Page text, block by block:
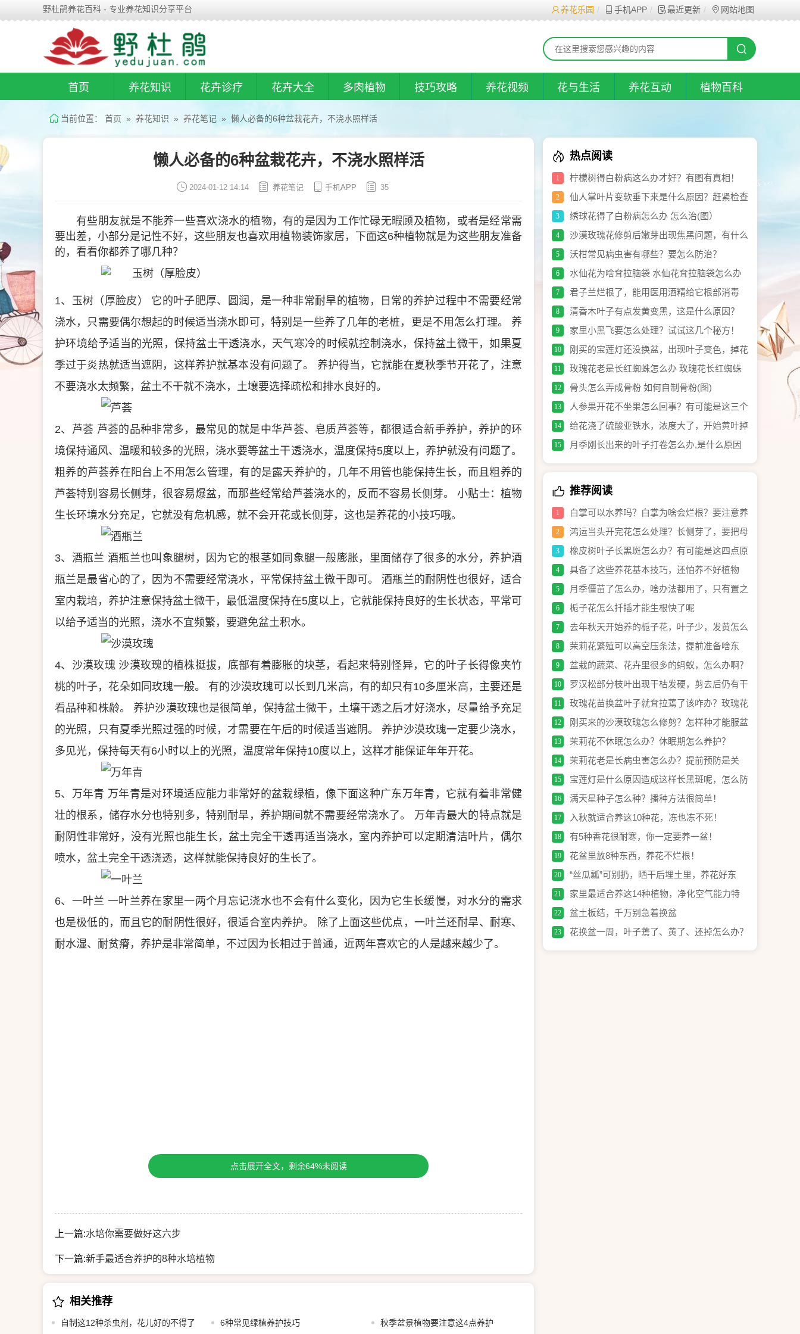
野杜鹃养花百科 - 专业养花知识分享平台 养花乐园 手机APP 最近更新 网站地图
首页 养花知识 花卉诊疗 花卉大全 多肉植物 技巧攻略 养花视频 花与生活 养花互动 植物百科
当前位置： 首页 » 养花知识 » 养花笔记 » 懒人必备的6种盆栽花卉，不浇水照样活
懒人必备的6种盆栽花卉，不浇水照样活
2024-01-12 14:14 养花笔记 手机APP 35
有些朋友就是不能养一些喜欢浇水的植物，有的是因为工作忙碌无暇顾及植物，或者是经常需
要出差，小部分是记性不好，这些朋友也喜欢用植物装饰家居，下面这6种植物就是为这些朋友准备
的，看看你都养了哪几种？
1、玉树（厚脸皮）
它的叶子肥厚、圆润，是一种非常耐旱的植物，日常的养护过程中不需要经常
浇水，只需要偶尔想起的时候适当浇水即可，特别是一些养了几年的老桩，更是不用怎么打理。
养
护环境给予适当的光照，保持盆土干透浇水，天气寒冷的时候就控制浇水，保持盆土微干，如果夏
季过于炎热就适当遮阴，这样养护就基本没有问题了。
养护得当，它就能在夏秋季节开花了，注意
不要浇水太频繁，盆土不干就不浇水，土壤要选择疏松和排水良好的。
2、芦荟 芦荟的品种非常多，最常见的就是中华芦荟、皂质芦荟等，都很适合新手养护，养护的环
境保持通风、温暖和较多的光照，浇水要等盆土干透浇水，温度保持5度以上，养护就没有问题了。
粗养的芦荟养在阳台上不用怎么管理，有的是露天养护的，几年不用管也能保持生长，而且粗养的
芦荟特别容易长侧芽，很容易爆盆，而那些经常给芦荟浇水的，反而不容易长侧芽。
小贴士：植物
生长环境水分充足，它就没有危机感，就不会开花或长侧芽，这也是养花的小技巧哦。
3、酒瓶兰 酒瓶兰也叫象腿树，因为它的根茎如同象腿一般膨胀，里面储存了很多的水分，养护酒
瓶兰是最省心的了，因为不需要经常浇水，平常保持盆土微干即可。
酒瓶兰的耐阴性也很好，适合
室内栽培，养护注意保持盆土微干，最低温度保持在5度以上，它就能保持良好的生长状态，平常可
以给予适当的光照，浇水不宜频繁，要避免盆土积水。
4、沙漠玫瑰 沙漠玫瑰的植株挺拔，底部有着膨胀的块茎，看起来特别怪异，它的叶子长得像夹竹
桃的叶子，花朵如同玫瑰一般。
有的沙漠玫瑰可以长到几米高，有的却只有10多厘米高，主要还是
看品种和株龄。
养护沙漠玫瑰也是很简单，保持盆土微干，土壤干透之后才好浇水，尽量给予充足
的光照，只有夏季光照过强的时候，才需要在午后的时候适当遮阴。
养护沙漠玫瑰一定要少浇水，
多见光，保持每天有6小时以上的光照，温度常年保持10度以上，这样才能保证年年开花。
5、万年青 万年青是对环境适应能力非常好的盆栽绿植，像下面这种广东万年青，它就有着非常健
壮的根系，储存水分也特别多，特别耐旱，养护期间就不需要经常浇水了。
万年青最大的特点就是
耐阴性非常好，没有光照也能生长，盆土完全干透再适当浇水，室内养护可以定期清洁叶片，偶尔
喷水，盆土完全干透浇透，这样就能保持良好的生长了。
6、一叶兰 一叶兰养在家里一两个月忘记浇水也不会有什么变化，因为它生长缓慢，对水分的需求
也是极低的，而且它的耐阴性很好，很适合室内养护。
除了上面这些优点，一叶兰还耐旱、耐寒、
耐水湿、耐贫瘠，养护是非常简单，不过因为长相过于普通，近两年喜欢它的人是越来越少了。
点击展开全文，剩余64%未阅读
上一篇:水培你需要做好这六步
下一篇:新手最适合养护的8种水培植物
相关推荐
自制这12种杀虫剂，花儿好的不得了 6种常见绿植养护技巧 秋季盆景植物要注意这4点养护
热点阅读
1 柠檬树得白粉病这么办才好？有图有真相！
2
仙人掌叶片变软垂下来是什么原因？赶紧检查
看看，再决定如何处理
3 绣球花得了白粉病怎么办 怎么治(图）
4
沙漠玫瑰花修剪后嫩芽出现焦黑问题，有什么
方法治疗？
5 沃柑常见病虫害有哪些？要怎么防治？
6 水仙花为啥耷拉脑袋 水仙花耷拉脑袋怎么办
7
君子兰烂根了，能用医用酒精给它根部消毒
吗？
8 清香木叶子有点发黄变黑，这是什么原因？
9 家里小黑飞要怎么处理？试试这几个秘方！
10
刚买的宝莲灯还没换盆，出现叶子变色，掉花
苞怎么办？
11
玫瑰花老是长红蜘蛛怎么办 玫瑰花长红蜘蛛
要喷什么药好
12 骨头怎么弄成骨粉 如何自制骨粉(图)
13
人参果开花不坐果怎么回事？有可能是这三个
养护原因引起的！
14
给花浇了硫酸亚铁水，浓度大了，开始黄叶掉
叶，怎么救？
15 月季刚长出来的叶子打卷怎么办,是什么原因
推荐阅读
1
白掌可以水养吗？白掌为啥会烂根？要注意养
护细节，就养不死！
2
鸿运当头开完花怎么处理？长侧芽了，要把母
株全剪掉养侧芽吗？
3
橡皮树叶子长黑斑怎么办？有可能是这四点原
因引起的！
4 具备了这些养花基本技巧，还怕养不好植物
5
月季僵苗了怎么办，啥办法都用了，只有置之
死地而后生了！
6 栀子花怎么扦插才能生根快了呢
7
去年秋天开始养的栀子花，叶子少，发黄怎么
办？
8
茉莉花繁殖可以高空压条法，提前准备啥东
西？具体怎么操作？
9
盆栽的蔬菜、花卉里很多的蚂蚁，怎么办啊？
这是啥情况？
10
罗汉松部分枝叶出现干枯发硬，剪去后仍有干
枯，该怎么办？
11
玫瑰花苗换盆叶子就耷拉蔫了该咋办？玫瑰花
换盆后怎么养护？
12
刚买来的沙漠玫瑰怎么修剪？怎样种才能服盆
快？注意这几点细节！
13 茉莉花不休眠怎么办？休眠期怎么养护？
14
茉莉花老是长病虫害怎么办？提前预防是关
键！
15
宝莲灯是什么原因造成这样长黑斑呢，怎么防
治呢？
16 满天星种子怎么种？播种方法很简单！
17 入秋就适合养这10种花，冻也冻不死！
18 有5种香花很耐寒，你一定要养一盆！
19 花盆里放8种东西，养花不烂根！
20
“丝瓜瓤”可别扔，晒干后埋土里，养花好东
西！
21
家里最适合养这14种植物，净化空气能力特
别强！
22 盆土板结，千万别急着换盆
23
花换盆一周，叶子蔫了、黄了、还掉怎么办？
怎么判断闷根和烧根？